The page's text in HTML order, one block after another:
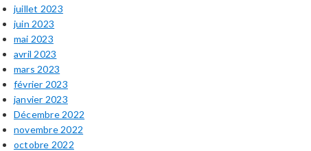
juillet 2023
juin 2023
mai 2023
avril 2023
mars 2023
février 2023
janvier 2023
Décembre 2022
novembre 2022
octobre 2022